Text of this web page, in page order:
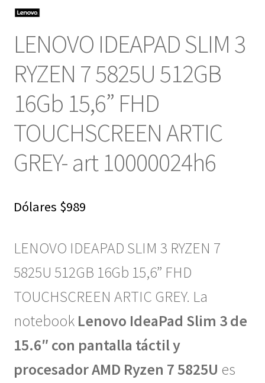
LENOVO IDEAPAD SLIM 3
RYZEN 7 5825U 512GB
16Gb 15,6” FHD
TOUCHSCREEN ARTIC
GREY- art 10000024h6
Dólares $989
LENOVO IDEAPAD SLIM 3 RYZEN 7
5825U 512GB 16Gb 15,6” FHD
TOUCHSCREEN ARTIC GREY. La
notebook Lenovo IdeaPad Slim 3 de
15.6″ con pantalla táctil y
procesador AMD Ryzen 7 5825U es